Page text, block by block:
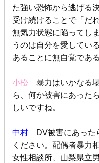
た強い恐怖から逃げる
受け続けることで「だ
無気力状態に陥ってし
うのは自分を愛してい
あることに無自覚であ
小松 暴力はいかなる
ら、何か被害にあった
しいですね。
中村 DV被害にあった
ください。配偶者暴力
女性相談所、山梨県立